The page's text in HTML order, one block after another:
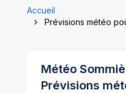
Accueil
Prévisions météo
Météo
Prévisions